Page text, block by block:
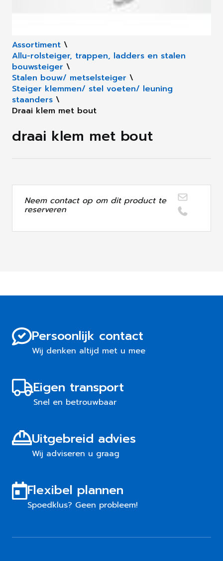
Assortiment \
Allu-rolsteiger, trappen, ladders en stalen
bouwsteiger \
Stalen bouw/ metselsteiger \
Steiger klemmen/ stel voeten/ leuning
staanders \
Draai klem met bout
draai klem met bout
Neem contact op om dit product te
reserveren
Persoonlijk contact
Wij denken altijd met u mee
Eigen transport
Snel en betrouwbaar
Uitgebreid advies
Wij adviseren u graag
Flexibel plannen
Spoedklus? Geen probleem!